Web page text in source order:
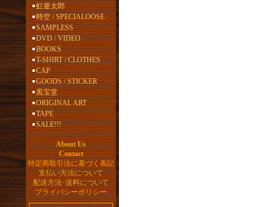
虹釜太郎
時空 / SPECIALOOSE
SAMPLESS
DVD / VIDEO
BOOKS
T-SHIRT / CLOTHES
CAP
GOODS / STICKER
黒宝堂
ORIGINAL ART
TAPE
SALE!!!
About Us
Contact
特定商取引法に基づく表記
支払い方法について
配送方法･送料について
プライバシーポリシー